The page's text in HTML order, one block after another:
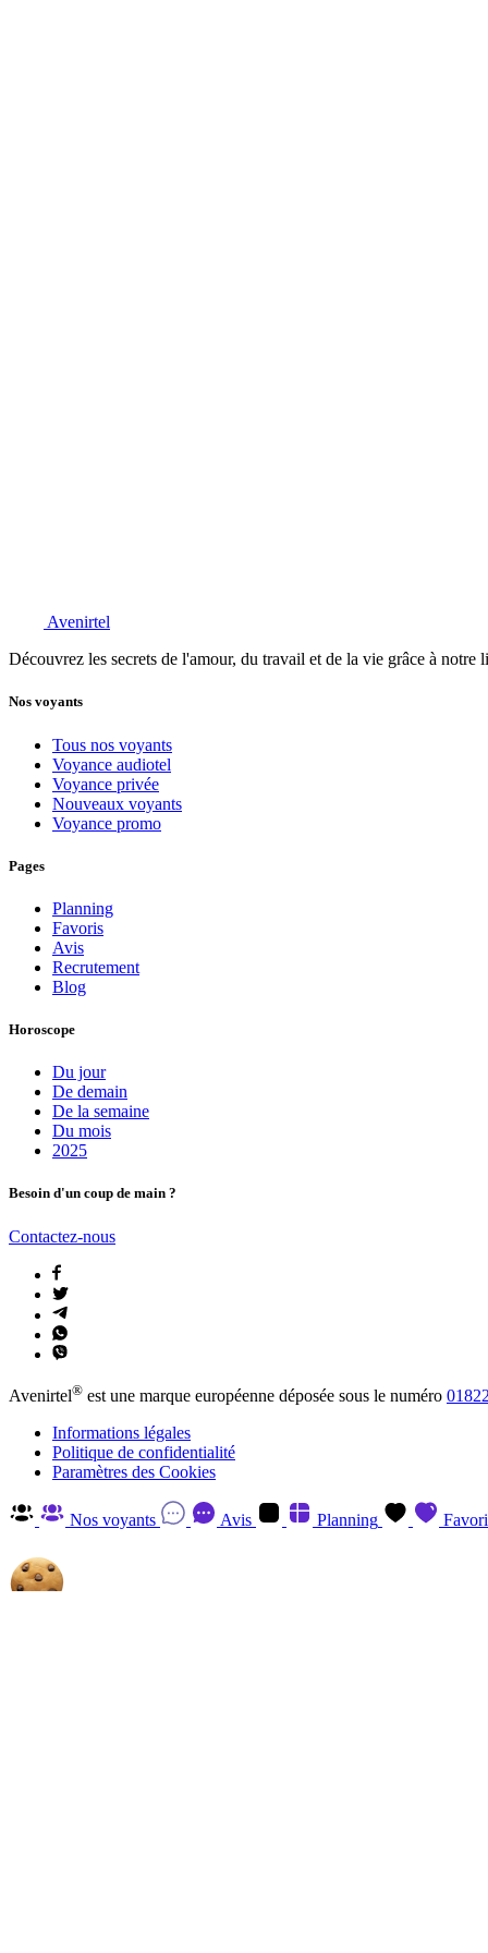
Avenirtel
Découvrez les secrets de l'amour, du travail et de la vie grâce à notre
Nos voyants
Tous nos voyants
Voyance audiotel
Voyance privée
Nouveaux voyants
Voyance promo
Pages
Planning
Favoris
Avis
Recrutement
Blog
Horoscope
Du jour
De demain
De la semaine
Du mois
2025
Besoin d'un coup de main ?
Contactez-nous
Avenirtel® est une marque européenne déposée sous le numéro
Informations légales
Politique de confidentialité
Paramètres des Cookies
Nos voyants Avis Planning